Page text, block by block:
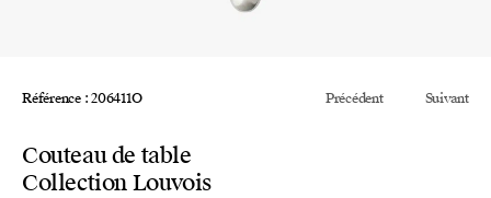
Référence : 206411O Précédent Suivant
Couteau de table
Collection Louvois